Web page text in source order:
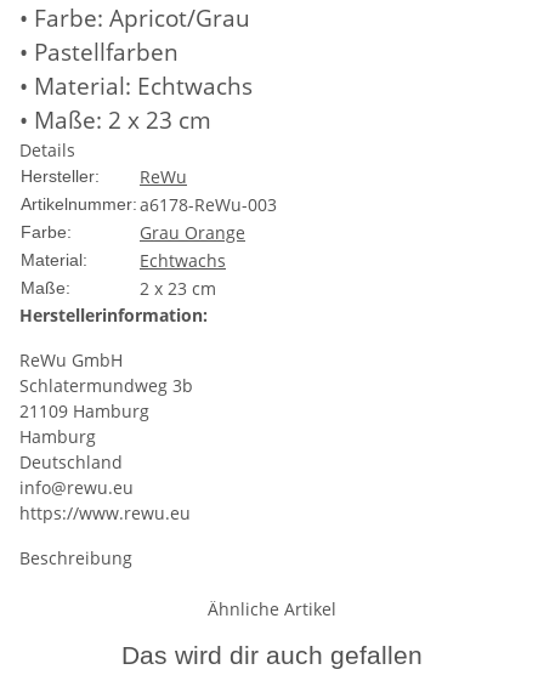
• Farbe: Apricot/Grau
• Pastellfarben
• Material: Echtwachs
• Maße: 2 x 23 cm
Details
Hersteller: ReWu
Artikelnummer:a6178-ReWu-003
Farbe: Grau Orange
Material: Echtwachs
Maße:
2 x 23 cm
Herstellerinformation:
ReWu GmbH
Schlatermundweg 3b
21109 Hamburg
Hamburg
Deutschland
info@rewu.eu
https://www.rewu.eu
Beschreibung
Ähnliche Artikel
Das wird dir auch gefallen